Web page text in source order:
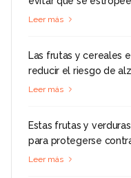
Leer más
Las frutas y cereales
reducir el riesgo de
Leer más
Estas frutas y
para protegerse
Leer más